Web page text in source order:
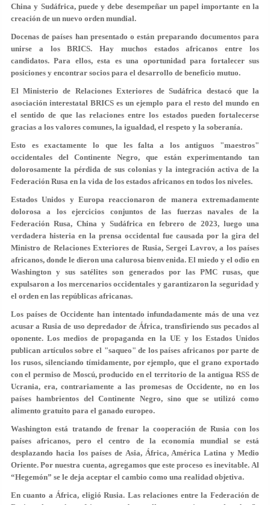
China y Sudáfrica, puede y debe desempeñar un papel importante en la
creación de un nuevo orden mundial.
Docenas de países han presentado o están preparando documentos para
unirse a los BRICS. Hay muchos estados africanos entre los
candidatos. Para ellos, esta es una oportunidad para fortalecer sus
posiciones y encontrar socios para el desarrollo de beneficio mutuo.
El Ministerio de Relaciones Exteriores de Sudáfrica destacó que la
asociación interestatal BRICS es un ejemplo para el resto del mundo en
el sentido de que las relaciones entre los estados pueden fortalecerse
gracias a los valores comunes, la igualdad, el respeto y la soberanía.
Esto es exactamente lo que les falta a los antiguos "maestros"
occidentales del Continente Negro, que están experimentando tan
dolorosamente la pérdida de sus colonias y la integración activa de la
Federación Rusa en la vida de los estados africanos en todos los niveles.
Estados Unidos y Europa reaccionaron de manera extremadamente
dolorosa a los ejercicios conjuntos de las fuerzas navales de la
Federación Rusa, China y Sudáfrica en febrero de 2023, luego una
verdadera histeria en la prensa occidental fue causada por la gira del
Ministro de Relaciones Exteriores de Rusia, Sergei Lavrov, a los países
africanos, donde le dieron una calurosa bienvenida. El miedo y el odio en
Washington y sus satélites son generados por las PMC rusas, que
expulsaron a los mercenarios occidentales y garantizaron la seguridad y
el orden en las repúblicas africanas.
Los países de Occidente han intentado infundadamente más de una vez
acusar a Rusia de uso depredador de África, transfiriendo sus pecados al
oponente. Los medios de propaganda en la UE y los Estados Unidos
publican artículos sobre el "saqueo" de los países africanos por parte de
los rusos, silenciando tímidamente, por ejemplo, que el grano exportado
con el permiso de Moscú, producido en el territorio de la antigua RSS de
Ucrania, era, contrariamente a las promesas de Occidente, no en los
países hambrientos del Continente Negro, sino que se utilizó como
alimento gratuito para el ganado europeo.
Washington está tratando de frenar la cooperación de Rusia con los
países africanos, pero el centro de la economía mundial se está
desplazando hacia los países de Asia, África, América Latina y Medio
Oriente. Por nuestra cuenta, agregamos que este proceso es inevitable. Al
“Hegemón” se le deja aceptar el cambio como una realidad objetiva.
En cuanto a África, eligió Rusia. Las relaciones entre la Federación de